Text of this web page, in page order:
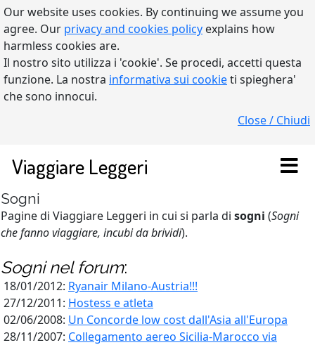
Our website uses cookies. By continuing we assume you
agree. Our privacy and cookies policy explains how
harmless cookies are.
Il nostro sito utilizza i 'cookie'. Se procedi, accetti questa
funzione. La nostra informativa sui cookieti spieghera'
che sono innocui.
Close / Chiudi
Viaggiare Leggeri
Sogni
Pagine di Viaggiare Leggeri in cui si parla di sogni (Sogni
che fanno viaggiare, incubi da brividi).
Sogninel forum:
18/01/2012: Ryanair Milano-Austria!!!
27/12/2011: Hostess e atleta
02/06/2008: Un Concorde low cost dall'Asia all'Europa
28/11/2007: Collegamento aereo Sicilia-Marocco via